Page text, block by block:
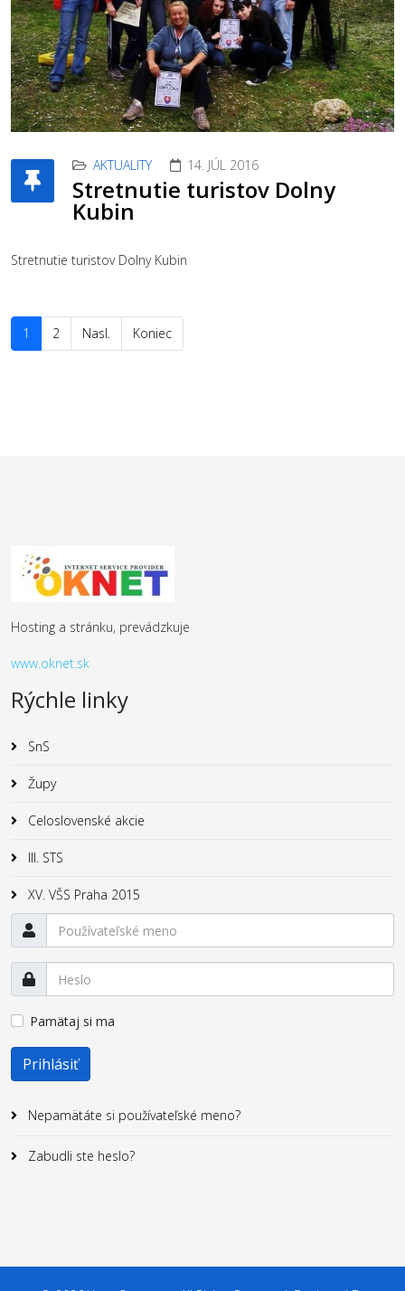
AKTUALITY 14. JÚL 2016
Stretnutie turistov Dolny
Kubin
Stretnutie turistov Dolny Kubin
1 2 Nasl. Koniec
Hosting a stránku, prevádzkuje
www.oknet.sk
Rýchle linky
SnS
Župy
Celoslovenské akcie
III. STS
XV. VŠS Praha 2015
Pamätaj si ma
Prihlásiť
Nepamätáte si používateľské meno?
Zabudli ste heslo?